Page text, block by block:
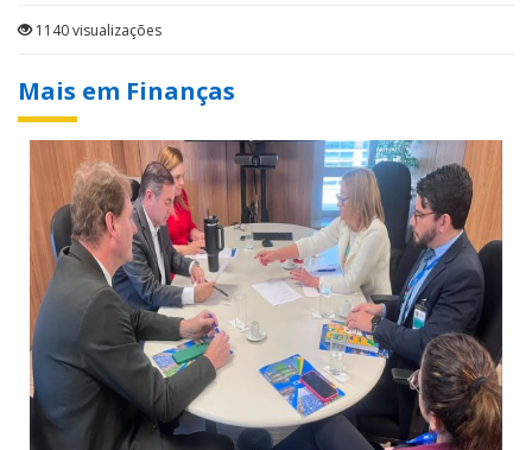
1140 visualizações
Mais em Finanças